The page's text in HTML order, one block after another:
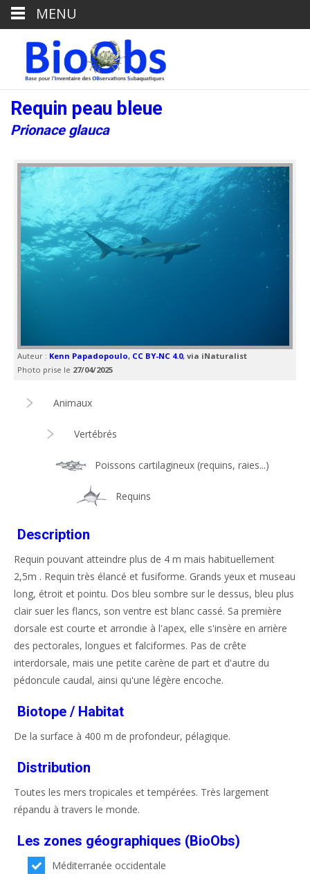
Requin peau bleue
Prionace glauca
Auteur : Kenn Papadopoulo, CC BY-NC 4.0, via iNaturalist
Photo prise le 27/04/2025
Animaux
Vertébrés
Poissons cartilagineux (requins, raies...)
Requins
Description
Requin pouvant atteindre plus de 4 m mais habituellement
2,5m . Requin très élancé et fusiforme. Grands yeux et museau
long, étroit et pointu. Dos bleu sombre sur le dessus, bleu plus
clair suer les flancs, son ventre est blanc cassé. Sa première
dorsale est courte et arrondie à l'apex, elle s'insère en arrière
des pectorales, longues et falciformes. Pas de crête
interdorsale, mais une petite carène de part et d'autre du
pédoncule caudal, ainsi qu'une légère encoche.
Biotope / Habitat
De la surface à 400 m de profondeur, pélagique.
Distribution
Toutes les mers tropicales et tempérées. Très largement
répandu à travers le monde.
Les zones géographiques (BioObs)
Méditerranée occidentale
MENU